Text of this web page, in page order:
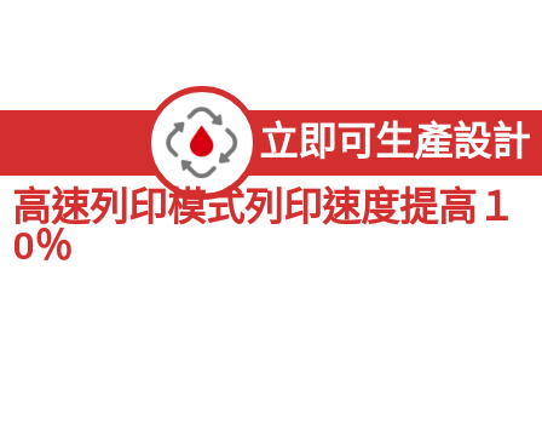
立即可生產設計
高速列印模式列印速度提高１
0％